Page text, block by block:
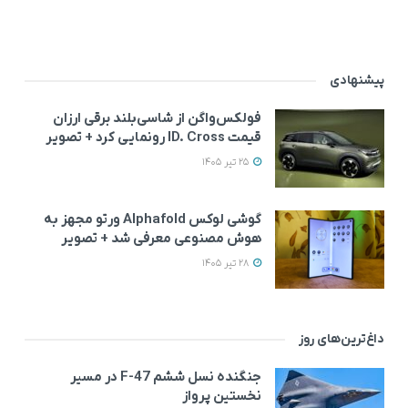
پیشنهادی
فولکس‌واگن از شاسی‌بلند برقی ارزان
قیمت ID. Cross رونمایی کرد + تصویر
گوشی لوکس Alphafold ورتو مجهز به
هوش مصنوعی معرفی شد + تصویر
داغ‌ترین‌های روز
جنگنده نسل ششم F-47 در مسیر
نخستین پرواز